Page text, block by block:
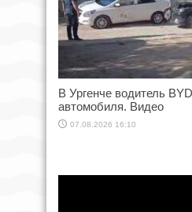
В Ургенче водитель
автомобиля. Видео
07.08.2026 16:10